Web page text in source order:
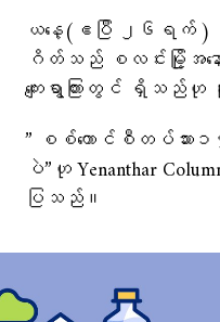
ယနေ့(ဧပြီ ၂၆ရ
ဂိတ်သည် စလင်းမြို့အ
ကျေးရွာကြားတွင် ရှိသ
” စစ်ကောင်စီတပ်သာ
ပဲ”ဟု Yenanthar
ပြသည်။